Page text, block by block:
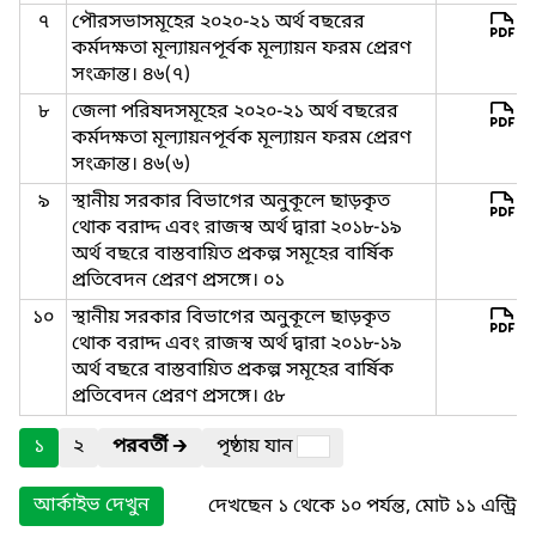
৭
পৌরসভাসমূহের ২০২০-২১ অর্থ বছরের
কর্মদক্ষতা মূল্যায়নপূর্বক মূল্যায়ন ফরম প্রেরণ
সংক্রান্ত। ৪৬(৭)
৮
জেলা পরিষদসমূহের ২০২০-২১ অর্থ বছরের
কর্মদক্ষতা মূল্যায়নপূর্বক মূল্যায়ন ফরম প্রেরণ
সংক্রান্ত। ৪৬(৬)
৯
স্থানীয় সরকার বিভাগের অনুকূলে ছাড়কৃত
থোক বরাদ্দ এবং রাজস্ব অর্থ দ্বারা ২০১৮-১৯
অর্থ বছরে বাস্তবায়িত প্রকল্প সমূহের বার্ষিক
প্রতিবেদন প্রেরণ প্রসঙ্গে। ০১
১০
স্থানীয় সরকার বিভাগের অনুকূলে ছাড়কৃত
থোক বরাদ্দ এবং রাজস্ব অর্থ দ্বারা ২০১৮-১৯
অর্থ বছরে বাস্তবায়িত প্রকল্প সমূহের বার্ষিক
প্রতিবেদন প্রেরণ প্রসঙ্গে। ৫৮
১
২ পরবর্তী🡲 পৃষ্ঠায় যান
আর্কাইভ দেখুন
দেখছেন ১ থেকে ১০ পর্যন্ত, মোট ১১ এন্ট্রি